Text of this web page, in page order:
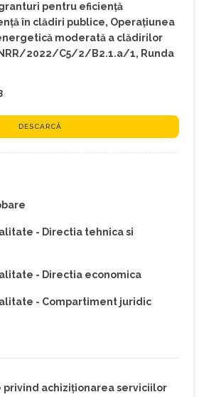
pentru eficiență
în clădiri publice, Operațiunea
moderată a clădirilor
2022/C5/2/B2.1.a/1, Runda
DESCARCĂ
- Directia tehnica si
- Directia economica
- Compartiment juridic
privind achiziţionarea serviciilor